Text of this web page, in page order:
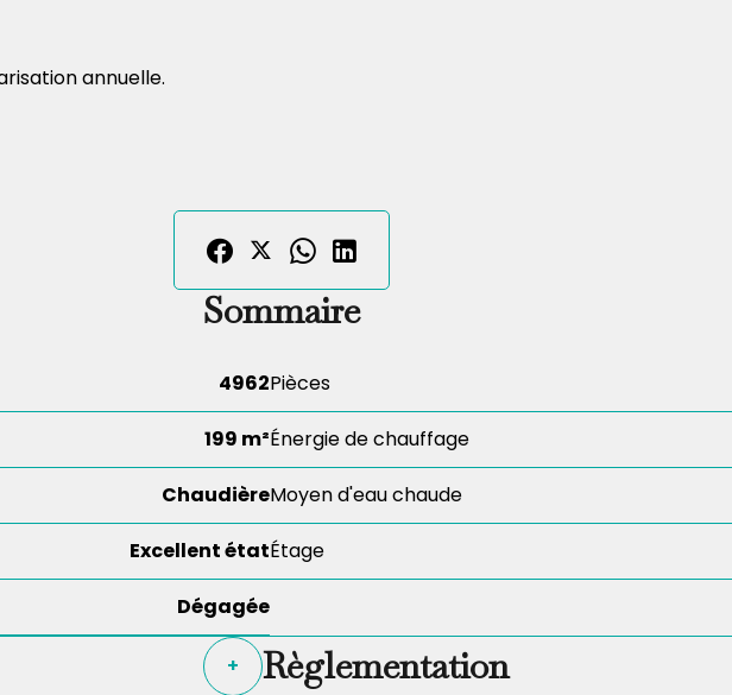
annuelle.
Sommaire
4962Pièces
199 m²Énergie de chauffage
ChaudièreMoyen d'eau chaude
Excellent étatÉtage
Dégagée
+ Règlementation